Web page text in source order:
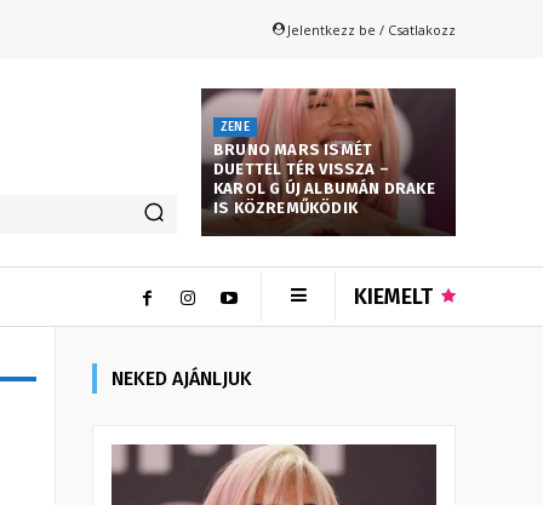
Jelentkezz be / Csatlakozz
ZENE
BRUNO MARS ISMÉT
DUETTEL TÉR VISSZA –
KAROL G ÚJ ALBUMÁN DRAKE
IS KÖZREMŰKÖDIK
KIEMELT
NEKED AJÁNLJUK